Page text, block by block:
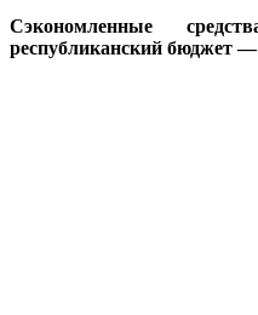
Сэкономленные
республиканский бюджет